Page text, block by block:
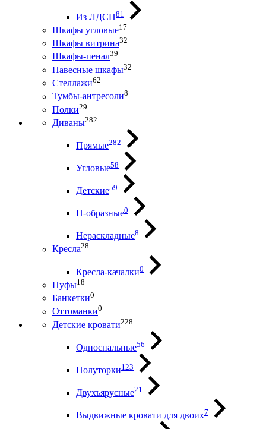
Из ЛДСП81
Шкафы угловые17
Шкафы витрина32
Шкафы-пенал39
Навесные шкафы32
Стеллажи62
Тумбы-антресоли8
Полки29
Диваны282
Прямые282
Угловые58
Детские59
П-образные0
Нераскладные8
Кресла28
Кресла-качалки0
Пуфы18
Банкетки0
Оттоманки0
Детские кровати228
Односпальные56
Полуторки123
Двухъярусные21
Выдвижные кровати для двоих7